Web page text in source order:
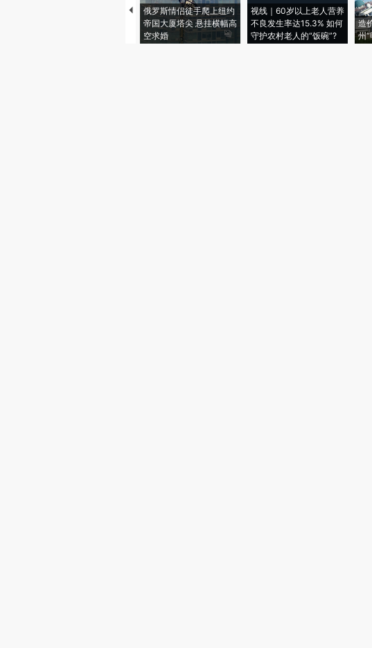
俄罗斯情侣徒手爬上纽约
帝国大厦塔尖 悬挂横幅高
空求婚
视线｜60岁以上老人营养
不良发生率达15.3% 如何
守护农村老人的“饭碗”?
造
州